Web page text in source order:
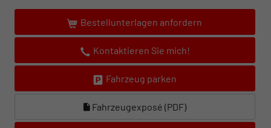
Bestellunterlagen anfordern
Kontaktieren Sie mich!
Fahrzeug parken
Fahrzeugexposé (PDF)